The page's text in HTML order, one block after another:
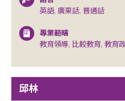
英語, 廣東話, 普通話
專業範疇
教育領導, 比較教育, 教育
邱林